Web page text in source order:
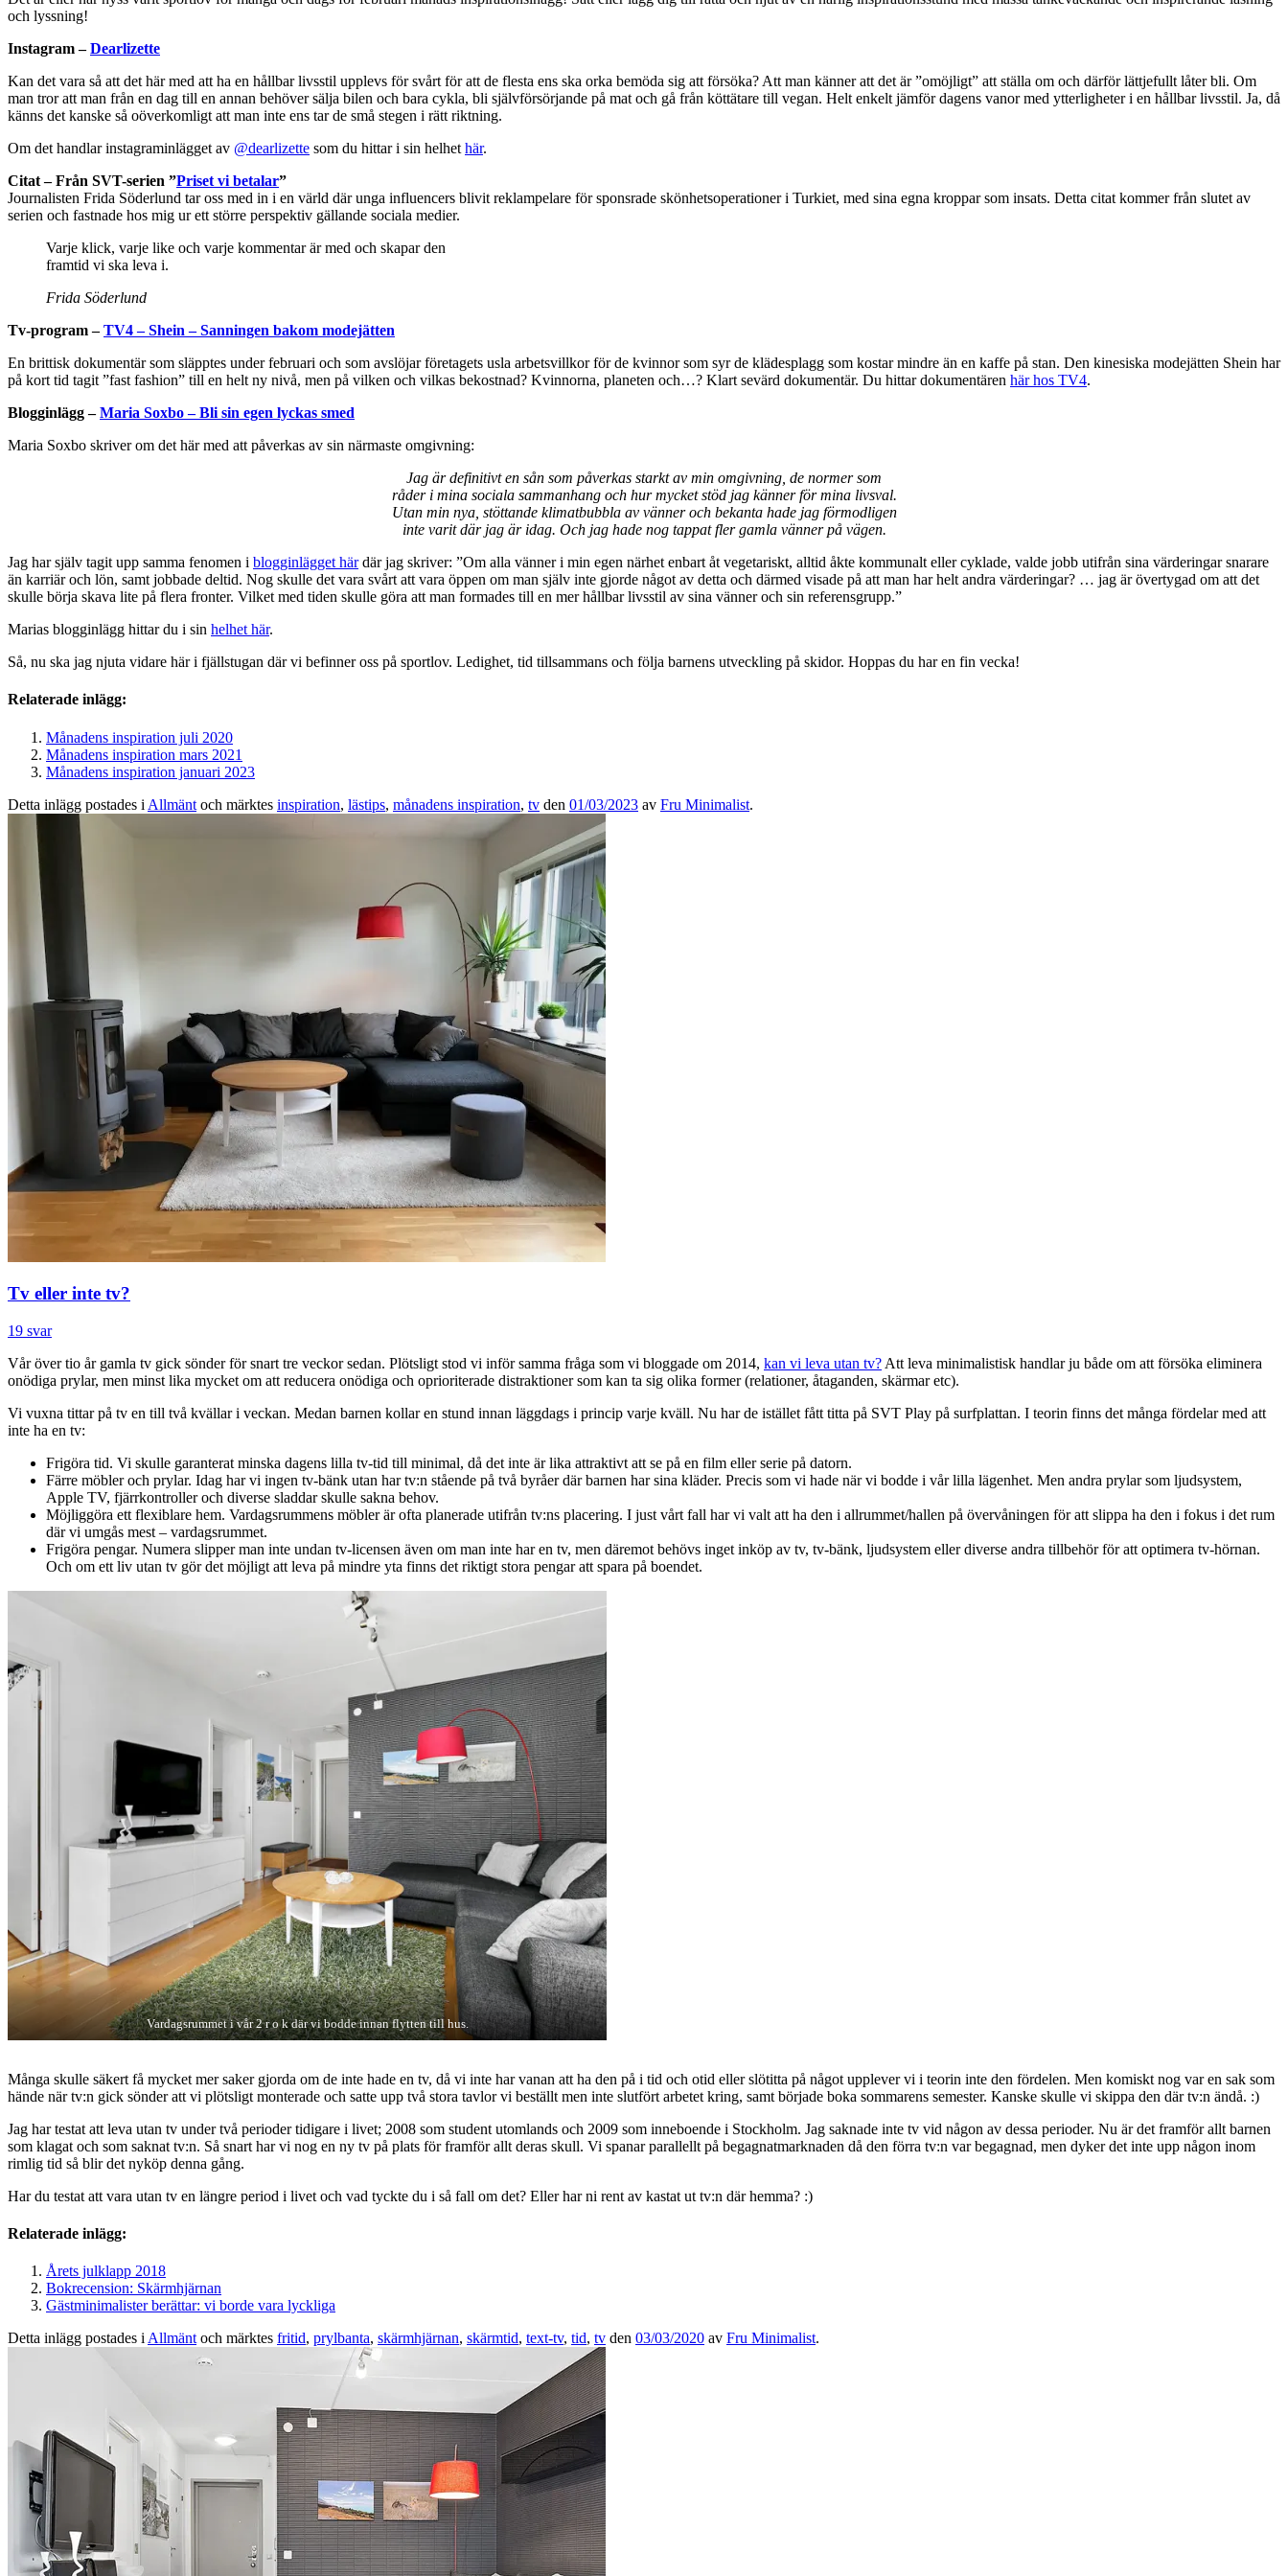
och lyssning!
Instagram –Dearlizette
Kan det vara så att det här med att ha en hållbar livsstil upplevs för svårt för att de flesta ens ska orka bemöda sig att försöka? Att man känner att det är ”omöjligt” att ställa om och därför lättjefullt låter bli. Om
man tror att man från en dag till en annan behöver sälja bilen och bara cykla, bli självförsörjande på mat och gå från köttätare till vegan. Helt enkelt jämför dagens vanor med ytterligheter i en hållbar livsstil. Ja, då
känns det kanske så oöverkomligt att man inte ens tar de små stegen i rätt riktning.
Om det handlar instagraminlägget av @dearlizette som du hittar i sin helhet här.
Citat – Från SVT-serien ”Priset vi betalar”
Journalisten Frida Söderlund tar oss med in i en värld där unga influencers blivit reklampelare för sponsrade skönhetsoperationer i Turkiet, med sina egna kroppar som insats. Detta citat kommer från slutet av
serien och fastnade hos mig ur ett större perspektiv gällande sociala medier.
Varje klick, varje like och varje kommentar är med och skapar den
framtid vi ska leva i.
Frida Söderlund
Tv-program –TV4 – Shein – Sanningen bakom modejätten
En brittisk dokumentär som släpptes under februari och som avslöjar företagets usla arbetsvillkor för de kvinnor som syr de klädesplagg som kostar mindre än en kaffe på stan. Den kinesiska modejätten Shein har
på kort tid tagit ”fast fashion” till en helt ny nivå, men på vilken och vilkas bekostnad? Kvinnorna, planeten och…? Klart sevärd dokumentär. Du hittar dokumentären här hos TV4.
Blogginlägg –Maria Soxbo – Bli sin egen lyckas smed
Maria Soxbo skriver om det här med att påverkas av sin närmaste omgivning:
Jag är definitivt en sån som påverkas starkt av min omgivning, de normer som
råder i mina sociala sammanhang och hur mycket stöd jag känner för mina livsval.
Utan min nya, stöttande klimatbubbla av vänner och bekanta hade jag förmodligen
inte varit där jag är idag. Och jag hade nog tappat fler gamla vänner på vägen.
Jag har själv tagit upp samma fenomen i blogginlägget härdär jag skriver: ”Om alla vänner i min egen närhet enbart åt vegetariskt, alltid åkte kommunalt eller cyklade, valde jobb utifrån sina värderingar snarare
än karriär och lön, samt jobbade deltid. Nog skulle det vara svårt att vara öppen om man själv inte gjorde något av detta och därmed visade på att man har helt andra värderingar? … jag är övertygad om att det
skulle börja skava lite på flera fronter. Vilket med tiden skulle göra att man formades till en mer hållbar livsstil av sina vänner och sin referensgrupp.”
Marias blogginlägg hittar du i sin helhet här.
Så, nu ska jag njuta vidare här i fjällstugan där vi befinner oss på sportlov. Ledighet, tid tillsammans och följa barnens utveckling på skidor. Hoppas du har en fin vecka!
Relaterade inlägg:
Månadens inspiration juli 2020
Månadens inspiration mars 2021
Månadens inspiration januari 2023
Detta inlägg postades i Allmänt och märktes inspiration, lästips, månadens inspiration, tv den 01/03/2023 av Fru Minimalist.
Tv eller inte tv?
19 svar
Vår över tio år gamla tv gick sönder för snart tre veckor sedan. Plötsligt stod vi inför samma fråga som vi bloggade om 2014, kan vi leva utan tv? Att leva minimalistisk handlar ju både om att försöka eliminera
onödiga prylar, men minst lika mycket om att reducera onödiga och oprioriterade distraktioner som kan ta sig olika former (relationer, åtaganden, skärmar etc).
Vi vuxna tittar på tv en till två kvällar i veckan. Medan barnen kollar en stund innan läggdags i princip varje kväll. Nu har de istället fått titta på SVT Play på surfplattan. I teorin finns det många fördelar med att
inte ha en tv:
Frigöra tid. Vi skulle garanterat minska dagens lilla tv-tid till minimal, då det inte är lika attraktivt att se på en film eller serie på datorn.
Färre möbler och prylar. Idag har vi ingen tv-bänk utan har tv:n stående på två byråer där barnen har sina kläder. Precis som vi hade när vi bodde i vår lilla lägenhet. Men andra prylar som ljudsystem,
Apple TV, fjärrkontroller och diverse sladdar skulle sakna behov.
Möjliggöra ett flexiblare hem. Vardagsrummens möbler är ofta planerade utifrån tv:ns placering. I just vårt fall har vi valt att ha den i allrummet/hallen på övervåningen för att slippa ha den i fokus i det rum
där vi umgås mest – vardagsrummet.
Frigöra pengar. Numera slipper man inte undan tv-licensen även om man inte har en tv, men däremot behövs inget inköp av tv, tv-bänk, ljudsystem eller diverse andra tillbehör för att optimera tv-hörnan.
Och om ett liv utan tv gör det möjligt att leva på mindre yta finns det riktigt stora pengar att spara på boendet.
Vardagsrummet i vår 2 r o k där vi bodde innan flytten till hus.
Många skulle säkert få mycket mer saker gjorda om de inte hade en tv, då vi inte har vanan att ha den på i tid och otid eller slötitta på något upplever vi i teorin inte den fördelen. Men komiskt nog var en sak som
hände när tv:n gick sönder att vi plötsligt monterade och satte upp två stora tavlor vi beställt men inte slutfört arbetet kring, samt började boka sommarens semester. Kanske skulle vi skippa den där tv:n ändå. :)
Jag har testat att leva utan tv under två perioder tidigare i livet; 2008 som student utomlands och 2009 som inneboende i Stockholm. Jag saknade inte tv vid någon av dessa perioder. Nu är det framför allt barnen
som klagat och som saknat tv:n. Så snart har vi nog en ny tv på plats för framför allt deras skull. Vi spanar parallellt på begagnatmarknaden då den förra tv:n var begagnad, men dyker det inte upp någon inom
rimlig tid så blir det nyköp denna gång.
Har du testat att vara utan tv en längre period i livet och vad tyckte du i så fall om det? Eller har ni rent av kastat ut tv:n där hemma? :)
Relaterade inlägg:
Årets julklapp 2018
Bokrecension: Skärmhjärnan
Gästminimalister berättar: vi borde vara lyckliga
Detta inlägg postades i Allmänt och märktes fritid, prylbanta, skärmhjärnan, skärmtid, text-tv, tid, tv den 03/03/2020 av Fru Minimalist.